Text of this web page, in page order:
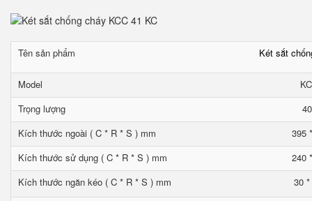
Tên sản phẩm Két sắt
Model
Trọng lượng
Kích thước ngoài ( C * R * S ) mm
395
Kích thước sử dụng ( C * R * S ) mm
240
Kích thước ngăn kéo ( C * R * S ) mm
30